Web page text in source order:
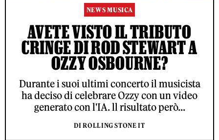
NEWS MUSICA
AVETE VISTO IL TRIBUTO
CRINGE DI ROD STEWART A
OZZY OSBOURNE?
Durante i suoi ultimi concerto il musicista
ha deciso di celebrare Ozzy con un video
generato con l'IA. ll risultato però...
DI ROLLING STONE IT